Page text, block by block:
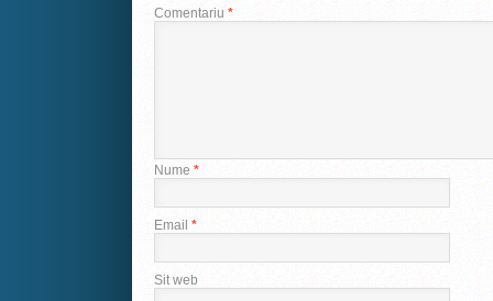
Comentariu *
Nume *
Email *
Sit web